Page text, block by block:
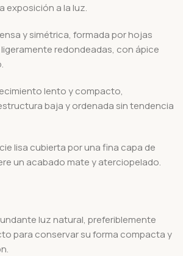
exposición a la luz.
y simétrica, formada por hojas
redondeadas, con ápice
lento y compacto,
baja y ordenada sin tendencia
lisa cubierta por una fina capa de
un acabado mate y aterciopelado.
luz natural, preferiblemente
para conservar su forma compacta y